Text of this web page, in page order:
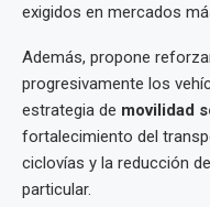
exigidos en mercados
Además, propone
progresivamente los
estrategia de movilidad
fortalecimiento del
ciclovías y la reducción
particular.